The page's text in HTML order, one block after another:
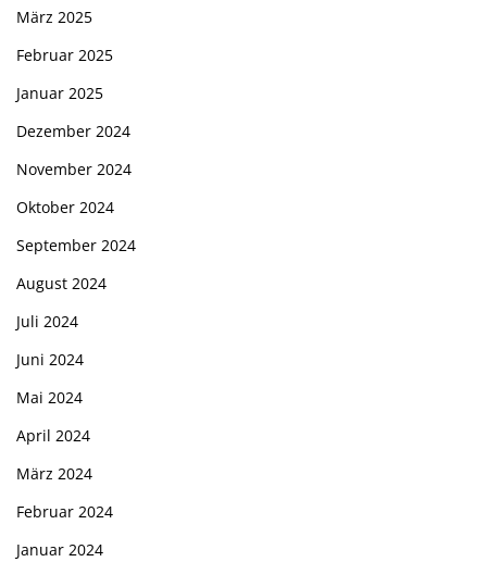
März 2025
Februar 2025
Januar 2025
Dezember 2024
November 2024
Oktober 2024
September 2024
August 2024
Juli 2024
Juni 2024
Mai 2024
April 2024
März 2024
Februar 2024
Januar 2024